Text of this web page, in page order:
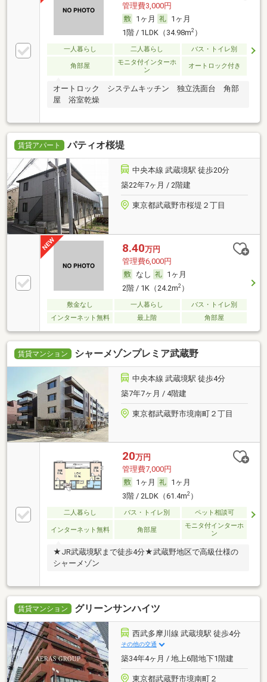
管理費3,000円
1ヶ月
1ヶ月
1階 / 1LDK（34.98m2）
一人暮らし 二人暮らし バス・トイレ別
角部屋
モニタ付インターホ
ン
オートロック付き
オートロック システムキッチン 独立洗面台 角部
屋 浴室乾燥
賃貸アパート パティオ桜堤
中央本線 武蔵境駅 徒歩20分
築22年7ヶ月 / 2階建
東京都武蔵野市桜堤２丁目
8.40万円
管理費6,000円
なし
1ヶ月
2階 / 1K（24.2m2）
敷金なし 一人暮らし
バス・トイレ別
インターネット無料
最上階 角部屋
賃貸マンション シャーメゾンプレミア武蔵野
中央本線 武蔵境駅 徒歩4分
築7年7ヶ月 / 4階建
東京都武蔵野市境南町２丁目
20万円
管理費7,000円
1ヶ月
1ヶ月
3階 / 2LDK（61.4m2）
二人暮らし バス・トイレ別 ペット相談可
インターネット無料 角部屋
モニタ付インターホ
ン
★JR武蔵境駅まで徒歩4分★武蔵野地区で高級仕様の
シャーメゾン
賃貸マンション グリーンサンハイツ
西武多摩川線 武蔵境駅 徒歩4分
その他の交通
築34年4ヶ月 / 地上6階地下1階建
東京都武蔵野市境南町２